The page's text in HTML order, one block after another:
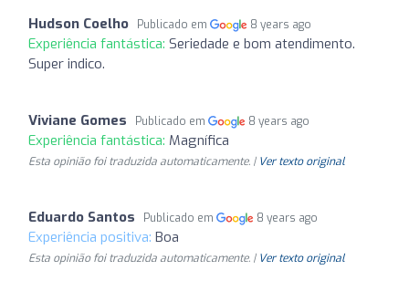
Hudson Coelho Publicado em 8 years ago
Experiência fantástica: Seriedade e bom atendimento.
Super indico.
Viviane Gomes Publicado em 8 years ago
Experiência fantástica: Magnífica
Esta opinião foi traduzida automaticamente. | Ver texto original
Eduardo Santos Publicado em 8 years ago
Experiência positiva: Boa
Esta opinião foi traduzida automaticamente. | Ver texto original